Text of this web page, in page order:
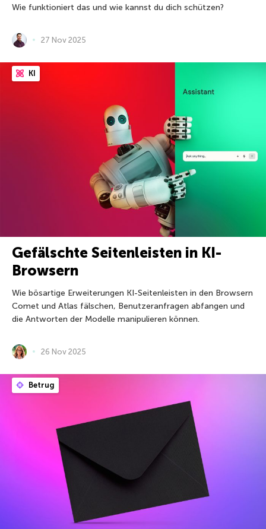
Wie funktioniert das und wie kannst du dich schützen?
27 Nov 2025
KI
Gefälschte Seitenleisten in KI-
Browsern
Wie bösartige Erweiterungen KI-Seitenleisten in den Browsern
Comet und Atlas fälschen, Benutzeranfragen abfangen und
die Antworten der Modelle manipulieren können.
26 Nov 2025
Betrug